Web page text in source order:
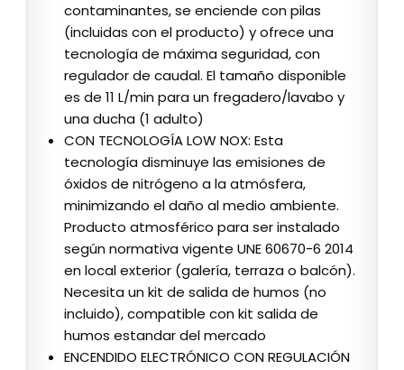
contaminantes, se enciende con pilas
(incluidas con el producto) y ofrece una
tecnología de máxima seguridad, con
regulador de caudal. El tamaño disponible
es de 11 L/min para un fregadero/lavabo y
una ducha (1 adulto)
CON TECNOLOGÍA LOW NOX: Esta
tecnología disminuye las emisiones de
óxidos de nitrógeno a la atmósfera,
minimizando el daño al medio ambiente.
Producto atmosférico para ser instalado
según normativa vigente UNE 60670-6 2014
en local exterior (galería, terraza o balcón).
Necesita un kit de salida de humos (no
incluido), compatible con kit salida de
humos estandar del mercado
ENCENDIDO ELECTRÓNICO CON REGULACIÓN